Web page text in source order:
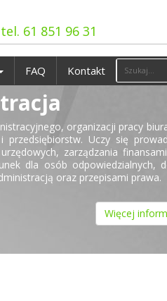
61 851 96 31
FAQ Kontakt
organizacji pracy
przedsiębiorstw. Uczy się
zarządzania
dla osób odpowiedzialnych,
oraz przepisami prawa.
Więcej